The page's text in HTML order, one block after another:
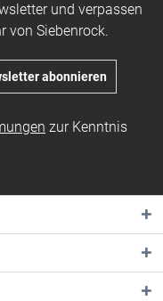
und verpassen
von Siebenrock.
abonnieren
zur Kenntnis